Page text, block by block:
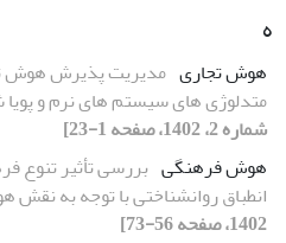
ه
هوش تجاری مدیریت پذیرش هوش
متدلوژی های سیستم های نرم و
شماره 2، 1402، صفحه 1-23]
هوش فرهنگی بررسی تأثیر تنوع
انطباق روانشناختی با توجه به
1402، صفحه 56-73]